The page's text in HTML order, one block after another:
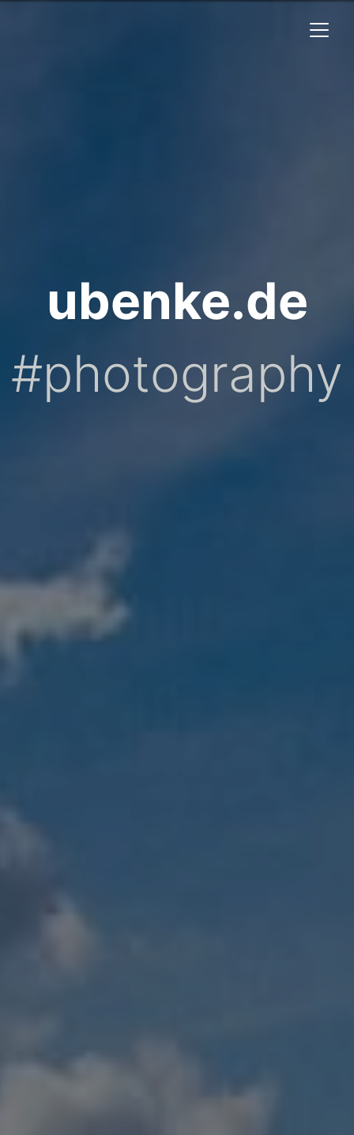
ubenke.de
#photography